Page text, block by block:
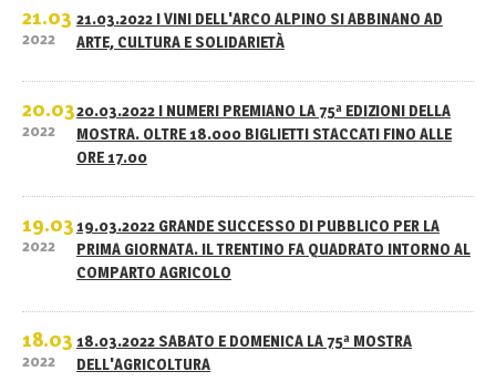
21.03
2022
21.03.2022 I VINI DELL'ARCO ALPINO SI ABBINANO AD
ARTE, CULTURA E SOLIDARIETÀ
20.03
2022
20.03.2022 I NUMERI PREMIANO LA 75ª EDIZIONI DELLA
MOSTRA. OLTRE 18.000 BIGLIETTI STACCATI FINO ALLE
ORE 17.00
19.03
2022
19.03.2022 GRANDE SUCCESSO DI PUBBLICO PER LA
PRIMA GIORNATA. IL TRENTINO FA QUADRATO INTORNO AL
COMPARTO AGRICOLO
18.03
2022
18.03.2022 SABATO E DOMENICA LA 75ª MOSTRA
DELL'AGRICOLTURA